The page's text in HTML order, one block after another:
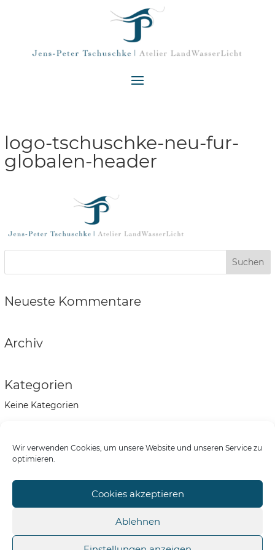
Wir verwenden Cookies, um unsere Website und unseren Service zu
optimieren.
Cookies akzeptieren
Ablehnen
logo-tschuschke-neu-fur-
globalen-header
Neueste Kommentare
Archiv
Kategorien
Keine Kategorien
Anmelden
WordPress.org